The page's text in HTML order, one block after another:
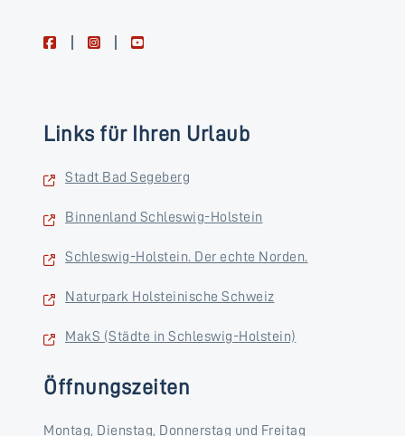
facebookinstagramyoutube
Links für Ihren Urlaub
Stadt Bad Segeberg
Binnenland Schleswig-Holstein
Schleswig-Holstein. Der echte Norden.
Naturpark Holsteinische Schweiz
MakS (Städte in Schleswig-Holstein)
Öffnungszeiten
Montag, Dienstag, Donnerstag und Freitag